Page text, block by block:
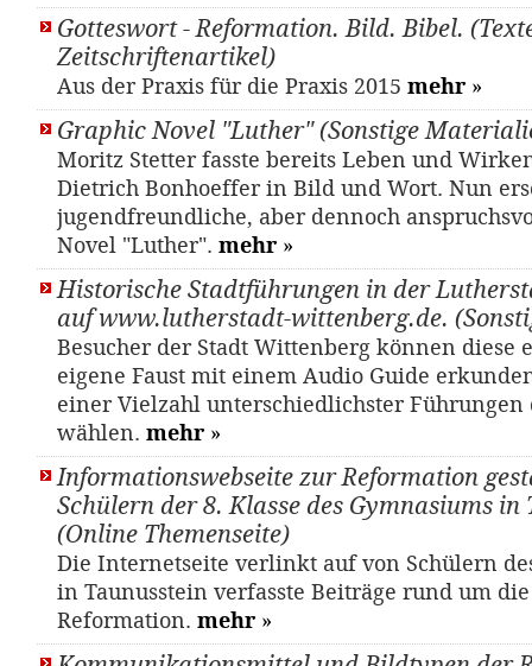
Gotteswort - Reformation. Bild. Bibel.
Zeitschriftenartikel)
Aus der Praxis für die Praxis 2015 mehr »
Graphic Novel "Luther" (Sonstige
Moritz Stetter fasste bereits Leben und
Dietrich Bonhoeffer in Bild und Wort. Nun
jugendfreundliche, aber dennoch
Novel "Luther". mehr »
Historische Stadtführungen in der
auf www.lutherstadt-wittenberg.de.
Besucher der Stadt Wittenberg können diese
eigene Faust mit einem Audio Guide
einer Vielzahl unterschiedlichster Führungen
wählen. mehr »
Informationswebseite zur Reformation
Schülern der 8. Klasse des Gymnasiums in
(Online Themenseite)
Die Internetseite verlinkt auf von Schülern
in Taunusstein verfasste Beiträge rund um die
Reformation. mehr »